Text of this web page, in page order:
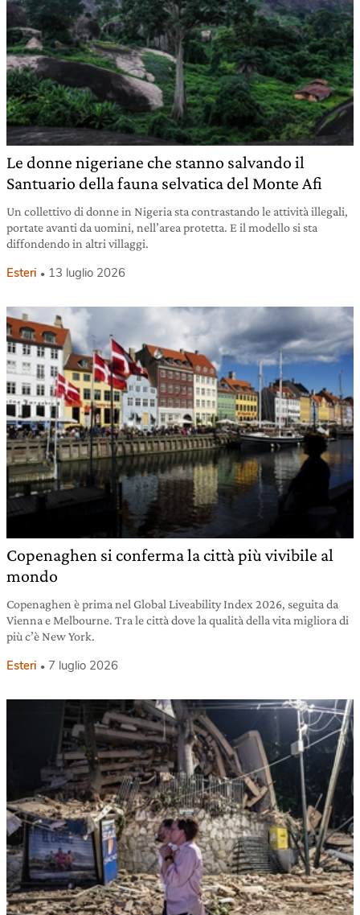
Le donne nigeriane che stanno salvando il
Santuario della fauna selvatica del Monte Afi
Un collettivo di donne in Nigeria sta contrastando le attività illegali,
portate avanti da uomini, nell’area protetta. E il modello si sta
diffondendo in altri villaggi.
Esteri 13 luglio 2026
Copenaghen si conferma la città più vivibile al
mondo
Copenaghen è prima nel Global Liveability Index 2026, seguita da
Vienna e Melbourne. Tra le città dove la qualità della vita migliora di
più c’è New York.
Esteri 7 luglio 2026